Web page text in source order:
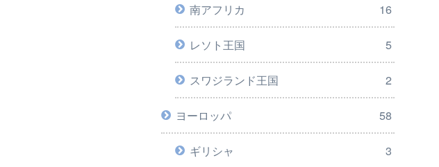
南アフリカ 16
レソト王国 5
スワジランド王国 2
ヨーロッパ 58
ギリシャ 3